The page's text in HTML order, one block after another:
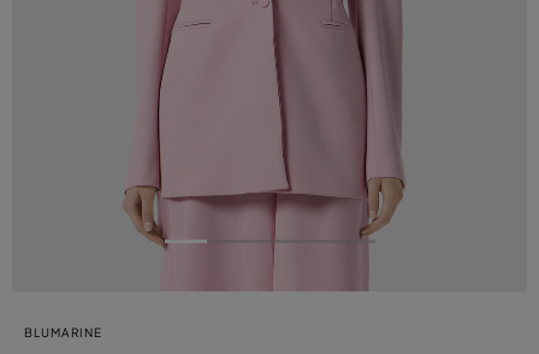
BLUMARINE